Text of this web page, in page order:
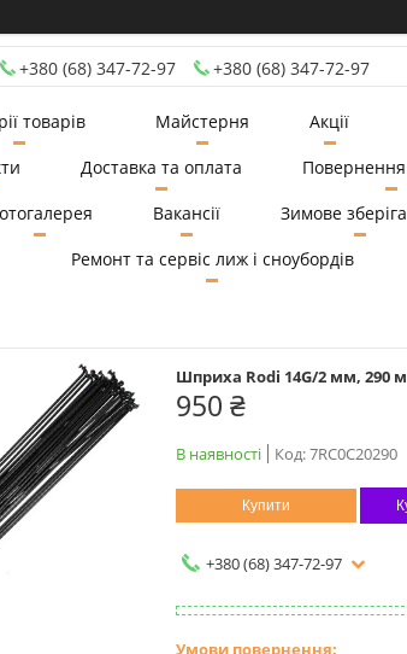
+380 (68) 347-72-97 +380 (68) 347-72-97
товарів Майстерня Акції
Доставка та оплата
Повернення
Вакансії
Зимове
Ремонт та сервіс лиж і сноубордів
Шприха Rodi 14G/2 мм, 290
950 ₴
В наявності Код:7RC0C20290
Купити
+380 (68) 347-72-97